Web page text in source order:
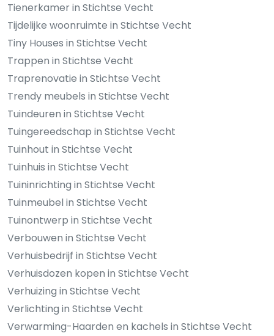
Tienerkamer in Stichtse Vecht
Tijdelijke woonruimte in Stichtse Vecht
Tiny Houses in Stichtse Vecht
Trappen in Stichtse Vecht
Traprenovatie in Stichtse Vecht
Trendy meubels in Stichtse Vecht
Tuindeuren in Stichtse Vecht
Tuingereedschap in Stichtse Vecht
Tuinhout in Stichtse Vecht
Tuinhuis in Stichtse Vecht
Tuininrichting in Stichtse Vecht
Tuinmeubel in Stichtse Vecht
Tuinontwerp in Stichtse Vecht
Verbouwen in Stichtse Vecht
Verhuisbedrijf in Stichtse Vecht
Verhuisdozen kopen in Stichtse Vecht
Verhuizing in Stichtse Vecht
Verlichting in Stichtse Vecht
Verwarming-Haarden en kachels in Stichtse Vecht